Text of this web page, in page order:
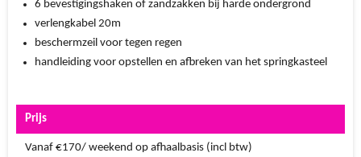
6 bevestigingshaken of zandzakken bij harde ondergrond
verlengkabel 20m
beschermzeil voor tegen regen
handleiding voor opstellen en afbreken van het springkasteel
Prijs
Vanaf €170/ weekend op afhaalbasis (incl btw)